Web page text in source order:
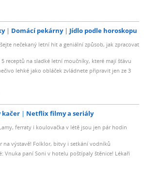
Domácí pekárny Jídlo podle horoskopu
nečekaný letní hit a geniální způsob, jak zpracovat
receptů na sladké letní moučníky, které mají šťávu
lehké jako obláček zvládnete připravit jen ze 3
kačer Netflix filmy a seriály
ferraty i koulovačka v létě jsou jen pár hodin
na výstavě! Folklor, bitvy i setkání vodníků
Vnuka paní Soni v hotelu poštípaly štěnice! Lékaři